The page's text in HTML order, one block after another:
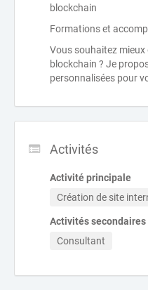
blockchain
Formations et
Vous souhaitez
blockchain ? Je
personnalisées pour
Activités
Activité principale
Création de site
Activités secondaires
Consultant